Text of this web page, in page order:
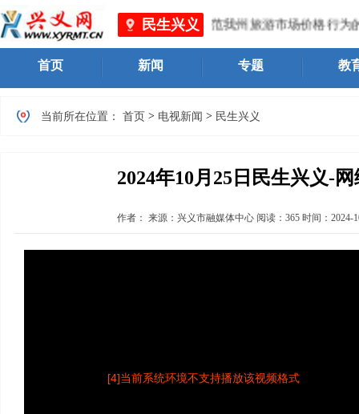
民生兴义
黔西南州文物局）关于进一步规范我州旅游市场价格行为的
首页 新闻 专题 教
当前所在位置： 首页 > 电视新闻 > 民生兴义
2024年10月25日民生兴义-
作者： 来源：兴义市融媒体中心 阅读： 365 时间： 2024-
[4]当前系统环境不支持播放该视频格式